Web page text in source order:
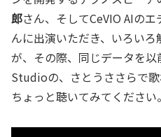
郎さん、そしてCeVIO AIの
んに出演いただき、いろい
が、その際、同じデータを
Studioの、さとうささらで
ちょっと聴いてみてください。